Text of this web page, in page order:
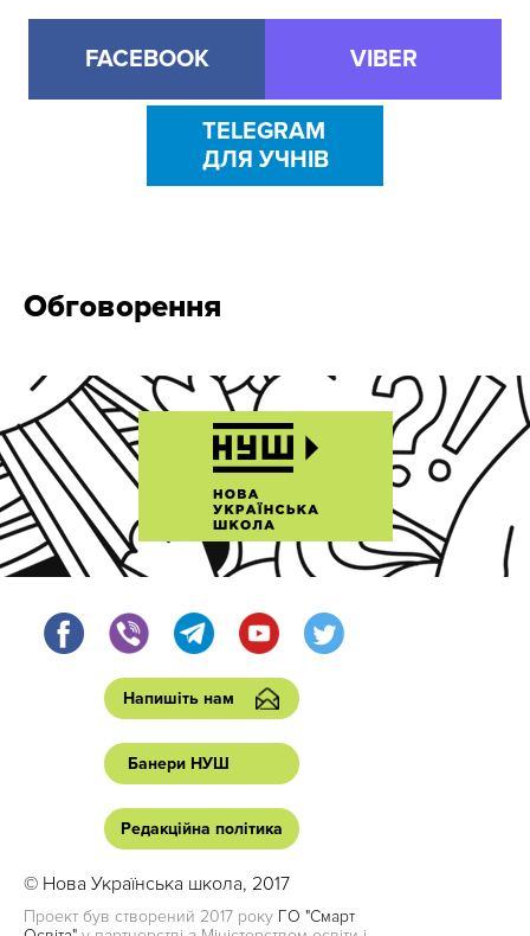
FACEBOOK VIBER
TELEGRAM
ДЛЯ УЧНІВ
Обговорення
Напишіть нам
Банери НУШ
Редакційна політика
© Нова Українська школа, 2017
Проект був створений 2017 року ГО "Смарт